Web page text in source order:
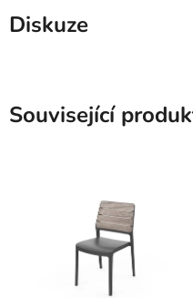
Diskuze
Související